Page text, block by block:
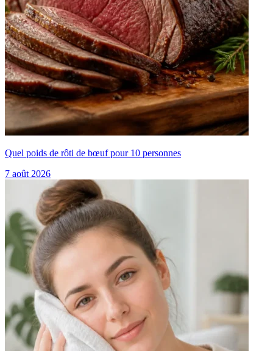
Quel poids de rôti de bœuf pour 10 personnes
7 août 2026